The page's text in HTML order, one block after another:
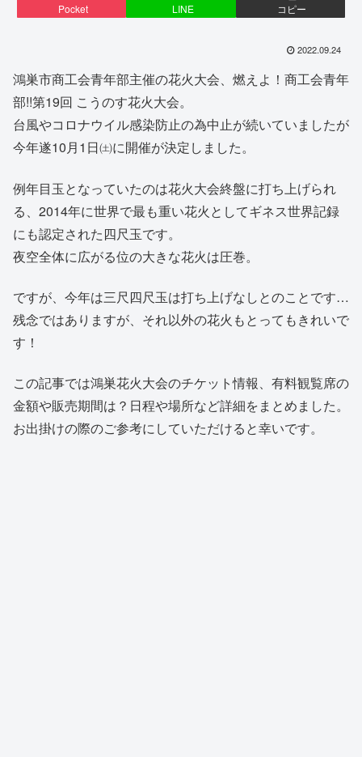
Pocket LINE コピー
2022.09.24
鴻巣市商工会青年部主催の花火大会、燃えよ！商工会青年
部!!第19回 こうのす花火大会。
台風やコロナウイル感染防止の為中止が続いていましたが
今年遂10月1日㈯に開催が決定しました。
例年目玉となっていたのは花火大会終盤に打ち上げられ
る、2014年に世界で最も重い花火としてギネス世界記録
にも認定された四尺玉です。
夜空全体に広がる位の大きな花火は圧巻。
ですが、今年は三尺四尺玉は打ち上げなしとのことです…
残念ではありますが、それ以外の花火もとってもきれいで
す！
この記事では鴻巣花火大会のチケット情報、有料観覧席の
金額や販売期間は？日程や場所など詳細をまとめました。
お出掛けの際のご参考にしていただけると幸いです。